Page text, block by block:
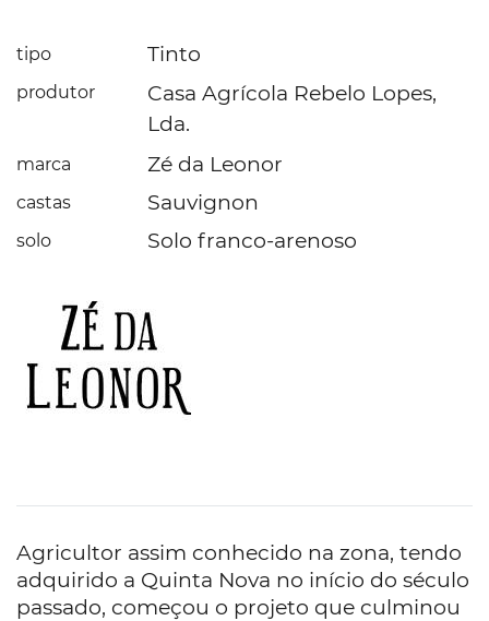
tipo Tinto
produtor
Casa Agrícola Rebelo Lopes,
Lda.
marca Zé da Leonor
castas Sauvignon
solo Solo franco-arenoso
Agricultor assim conhecido na zona, tendo
adquirido a Quinta Nova no início do século
passado, começou o projeto que culminou